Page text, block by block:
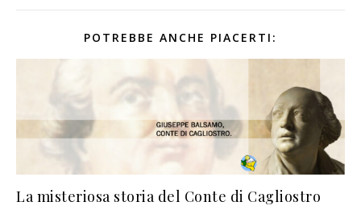
POTREBBE ANCHE PIACERTI:
La misteriosa storia del Conte di Cagliostro